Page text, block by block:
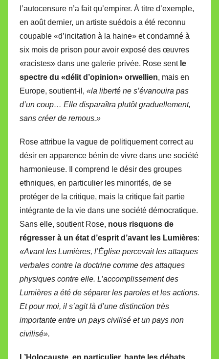
l’autocensure n’a fait qu’empirer. À titre d’exemple,
en août dernier, un artiste suédois a été reconnu
coupable «d’incitation à la haine» et condamné à
six mois de prison pour avoir exposé des œuvres
«racistes» dans une galerie privée. Rose sentle
spectre du «délit d’opinion» orwellien, mais en
Europe, soutient-il, «la liberté ne s’évanouira pas
d’un coup… Elle disparaîtra plutôt graduellement,
sans créer de remous.»
Rose attribue la vague de politiquement correct au
désir en apparence bénin de vivre dans une société
harmonieuse. Il comprend le désir des groupes
ethniques, en particulier les minorités, de se
protéger de la critique, mais la critique fait partie
intégrante de la vie dans une société démocratique.
Sans elle, soutient Rose, nous risquons de
régresser à un état d’esprit d’avant les Lumières:
«Avant les Lumières, l’Église percevait les attaques
verbales contre la doctrine comme des attaques
physiques contre elle. L’accomplissement des
Lumières a été de séparer les paroles et les actions.
Et pour moi, il s’agit là d’une distinction très
importante entre un pays civilisé et un pays non
civilisé».